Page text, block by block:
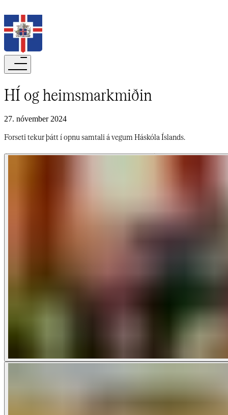
HÍ og heimsmarkmiðin​​​​‌ ‍ ​‍​‍‌‍ ‌ ​‍‌‍‍‌‌‍‌ ‌‍‍‌‌‍ ‍​‍​‍​ ‍‍​‍​‍‌ ​ ‌‍​‌‌‍ ‍‌‍‍‌‌ ‌​‌ ‍‌​‍ ‍‌‍‍‌‌‍ ​‍​‍​‍ ​​‍​‍‌‍‍​‌ ​‍‌‍‌‌‌‍‌‍​‍​‍​ ‍‍​‍​‍‌‍‍​‌ ‌​‌ ‌​‌ ​​‌ ​ ​‍ ​‍ ‌‍‌‍‌‍ ‌ ​‍‌ ​ ‌‍‌‌‌ ‌​‌‍‍‌​‍ ‌‌‍‍‌‌ ​ ‌‍ ​‌‍​‌‌‍ ‍‌‍‌​‌ ​ ​‍ ‍‌ ‌‍‌‍‌‌‌ ​‍‌‍​ ‌‍‌‌‌‍ ​​‍ ‍‌‍​‌‌ ​​‌ ​​​‍ ‌ ​ ‌ ‌​‌ ‌‌‌‍‌​‌‍‍‌‌‍ ​‍ ‌‍‍‌‌‍ ‍‌ ‌​‌‍‌‌‌‍ ‍‌ ‌​​‍ ‌‍‌‌‌‍‌​‌‍‍‌‌ ‌​​‍ ‌‍ ‌‌‍ ‌‍‌​‌‍‌‌​ ‌‌ ​​‌ ​‍‌‍‌‌‌ ​ ‌‍‌‌‌‍ ‍‌ ‌​‌‍​‌‌ ‌​‌‍‍‌‌‍ ‌‍ ‍​ ‍ ‌‍‍‌‌‍‌​​ ‌‌ ​ ‌​‍‌‌​‌​‌‍‍​‌​​‌‌‍‌​‌‍​ ​ ‌‌‌‌‌​‌​​ ‌‌‍​‌‌​ ‌‌‌‌‌​‍‌​ ‌​‌​ ‌​ ​ ‌‌​ ‌‌‌‌‌ ‍‌‌​‍ ‌‍‌‍​ ‍ ‌ ‌​‌ ‍‌‌ ​​‌‍‌‌​ ‌‌‍ ‍‌‍‌‌‌ ‌ ‌ ​ ​ ‍ ‌ ​​‌‍​‌‌ ‌​‌‍‍​​ ‌‌ ‌​‌‍‍‌‌ ‌​‌‍ ​‌‍‌‌​ ‌‍​‍‌‍​‌‌ ​ ‌‍‌‌‌‌‌‌‌ ​‍‌‍ ​​ ‌‌‍‍​‌ ‌​‌ ‌​‌ ​​‌ ​ ​‍‌‌​ ​‍‌​‌‍​‍‌‌​ ​‍‌​‌‍‌‍‌‍‌‍ ‌ ​‍‌ ​ ‌‍‌‌‌ ‌​‌‍‍‌​‍ ‌‌‍‍‌‌ ​ ‌‍ ​‌‍​‌‌‍ ‍‌‍‌​‌ ​ ​‍ ‍‌ ‌‍‌‍‌‌‌ ​‍‌‍​ ‌‍‌‌‌‍ ​​‍ ‍‌‍​‌‌ ​​‌ ​​​‍‌‌​ ​‍‌​‌‍‌ ​ ‌ ‌​‌ ‌‌‌‍‌​‌‍‍‌‌‍ ​‍‌‍‌‍‍‌‌‍‌​​ ‌‌ ​ ‌​‍‌‌​‌​‌‍‍​‌​​‌‌‍‌​‌‍​ ​ ‌‌‌‌‌​‌​​ ‌‌‍​‌‌​ ‌‌‌‌‌​‍‌​ ‌​‌​ ‌​ ​ ‌‌​ ‌‌‌‌‌ ‍‌‌​‍ ‌‍‌‍​‍‌‍‌ ‌​‌ ‍‌‌ ​​‌‍‌‌​ ‌‌‍ ‍‌‍‌‌‌ ‌ ‌ ​ ​‍‌‍‌ ​​‌‍​‌‌ ‌​‌‍‍​​ ‌‌ ‌​‌‍‍‌‌ ‌​‌‍ ​‌‍‌‌​‍‌‍‌ ​​‌‍‌‌‌ ​‍‌ ​ ‌ ​​‌‍‌‌‌‍​ ‌ ‌​‌‍‍‌‌ ‌‍‌‍‌‌​ ‌‌ ​​‌ ‌‌‌‍​‍‌‍ ​‌‍‍‌‌ ​ ‌‍‍​‌‍‌‌‌‍‌​​‍​‍‌ ‌
27. nóvember 2024
Forseti tekur þátt í opnu samtali á vegum Háskóla Íslands.​​​​‌ ‍ ​‍​‍‌‍ ‌ ​‍‌‍‍‌‌‍‌ ‌‍‍‌‌‍ ‍​‍​‍​ ‍‍​‍​‍‌ ​ ‌‍​‌‌‍ ‍‌‍‍‌‌ ‌​‌ ‍‌​‍ ‍‌‍‍‌‌‍ ​‍​‍​‍ ​​‍​‍‌‍‍​‌ ​‍‌‍‌‌‌‍‌‍​‍​‍​ ‍‍​‍​‍‌‍‍​‌ ‌​‌ ‌​‌ ​​‌ ​ ​‍ ​‍ ‌‍‌‍‌‍ ‌ ​‍‌ ​ ‌‍‌‌‌ ‌​‌‍‍‌​‍ ‌‌‍‍‌‌ ​ ‌‍ ​‌‍​‌‌‍ ‍‌‍‌​‌ ​ ​‍ ‍‌ ‌‍‌‍‌‌‌ ​‍‌‍​ ‌‍‌‌‌‍ ​​‍ ‍‌‍​‌‌ ​​‌ ​​​‍ ‌ ​ ‌ ‌​‌ ‌‌‌‍‌​‌‍‍‌‌‍ ​‍ ‌‍‍‌‌‍ ‍‌ ‌​‌‍‌‌‌‍ ‍‌ ‌​​‍ ‌‍‌‌‌‍‌​‌‍‍‌‌ ‌​​‍ ‌‍ ‌‌‍ ‌‍‌​‌‍‌‌​ ‌‌ ​​‌ ​‍‌‍‌‌‌ ​ ‌‍‌‌‌‍ ‍‌ ‌​‌‍​‌‌ ‌​‌‍‍‌‌‍ ‌‍ ‍​ ‍ ‌‍‍‌‌‍‌​​ ‌‌ ​ ‌​‍‌‌​‌​‌‍‍​‌​​‌‌‍‌​‌‍​ ​ ‌‌‌‌‌​‌​​ ‌‌‍​‌‌​ ‌‌‌‌‌​‍‌​ ‌​‌​ ‌​ ​ ‌‌​ ‌‌‌‌‌ ‍‌‌​‍ ‌‍‌‍​ ‍ ‌ ‌​‌ ‍‌‌ ​​‌‍‌‌​ ‌‌‍ ‍‌‍‌‌‌ ‌ ‌ ​ ​ ‍ ‌ ​​‌‍​‌‌ ‌​‌‍‍​​ ‌‌‍‌​‌‍‌‌‌ ​ ‌‍​ ‌ ​‍‌‍‍‌‌ ​​‌ ‌​‌‍‍‌‌‍ ‌‍ ‍​ ‌‍​‍‌‍​‌‌ ​ ‌‍‌‌‌‌‌‌‌ ​‍‌‍ ​​ ‌‌‍‍​‌ ‌​‌ ‌​‌ ​​‌ ​ ​‍‌‌​ ​‍‌​‌‍​‍‌‌​ ​‍‌​‌‍‌‍‌‍‌‍ ‌ ​‍‌ ​ ‌‍‌‌‌ ‌​‌‍‍‌​‍ ‌‌‍‍‌‌ ​ ‌‍ ​‌‍​‌‌‍ ‍‌‍‌​‌ ​ ​‍ ‍‌ ‌‍‌‍‌‌‌ ​‍‌‍​ ‌‍‌‌‌‍ ​​‍ ‍‌‍​‌‌ ​​‌ ​​​‍‌‌​ ​‍‌​‌‍‌ ​ ‌ ‌​‌ ‌‌‌‍‌​‌‍‍‌‌‍ ​‍‌‍‌‍‍‌‌‍‌​​ ‌‌ ​ ‌​‍‌‌​‌​‌‍‍​‌​​‌‌‍‌​‌‍​ ​ ‌‌‌‌‌​‌​​ ‌‌‍​‌‌​ ‌‌‌‌‌​‍‌​ ‌​‌​ ‌​ ​ ‌‌​ ‌‌‌‌‌ ‍‌‌​‍ ‌‍‌‍​‍‌‍‌ ‌​‌ ‍‌‌ ​​‌‍‌‌​ ‌‌‍ ‍‌‍‌‌‌ ‌ ‌ ​ ​‍‌‍‌ ​​‌‍​‌‌ ‌​‌‍‍​​ ‌‌‍‌​‌‍‌‌‌ ​ ‌‍​ ‌ ​‍‌‍‍‌‌ ​​‌ ‌​‌‍‍‌‌‍ ‌‍ ‍​‍‌‍‌ ​​‌‍‌‌‌ ​‍‌ ​ ‌ ​​‌‍‌‌‌‍​ ‌ ‌​‌‍‍‌‌ ‌‍‌‍‌‌​ ‌‌ ​​‌ ‌‌‌‍​‍‌‍ ​‌‍‍‌‌ ​ ‌‍‍​‌‍‌‌‌‍‌​​‍​‍‌ ‌